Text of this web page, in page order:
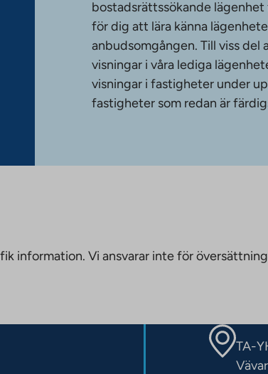
bostadsrättssökande
för dig att lära känna
anbudsomgången. Till viss del
visningar i våra lediga
visningar i fastigheter under
fastigheter som redan är
information. Vi ansvarar inte för
TA-